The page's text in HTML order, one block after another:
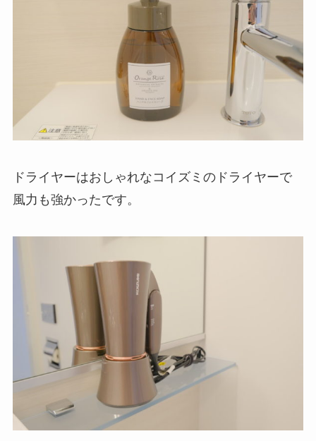
ドライヤーはおしゃれなコイズミのドライヤーで
風力も強かったです。